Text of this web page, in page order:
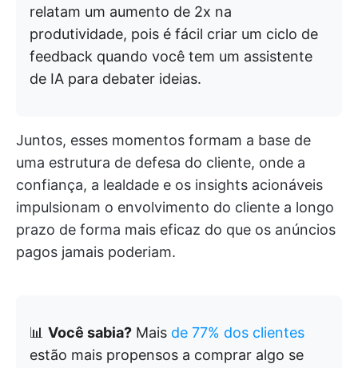
relatam um aumento de 2x na
produtividade, pois é fácil criar um ciclo de
feedback quando você tem um assistente
de IA para debater ideias.
Juntos, esses momentos formam a base de
uma estrutura de defesa do cliente, onde a
confiança, a lealdade e os insights acionáveis
impulsionam o envolvimento do cliente a longo
prazo de forma mais eficaz do que os anúncios
pagos jamais poderiam.
📊 Você sabia? Mais de 77% dos clientes
estão mais propensos a comprar algo se